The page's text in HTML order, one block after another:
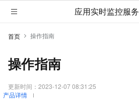
应用实时监控服务
首页 操作指南
操作指南
更新时间： 2023-12-07 08:31:25
产品详情